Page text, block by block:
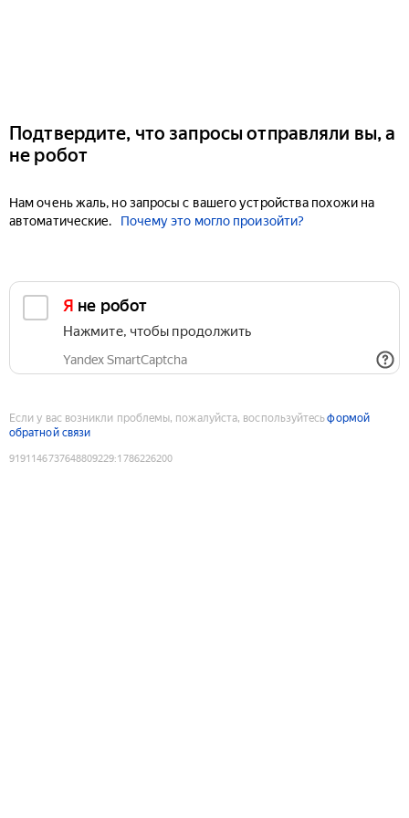
Подтвердите, что запросы отправляли вы, а
не робот
Нам очень жаль, но запросы с вашего устройства похожи на
автоматические.
Почему это могло произойти?
Я не робот
Нажмите, чтобы продолжить
Yandex SmartCaptcha
Если у вас возникли проблемы, пожалуйста, воспользуйтесьформой
обратной связи
9191146737648809229:1786226200